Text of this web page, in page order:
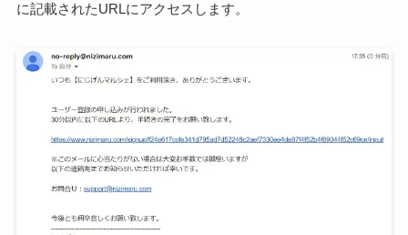
に記載されたURLにアクセスします。